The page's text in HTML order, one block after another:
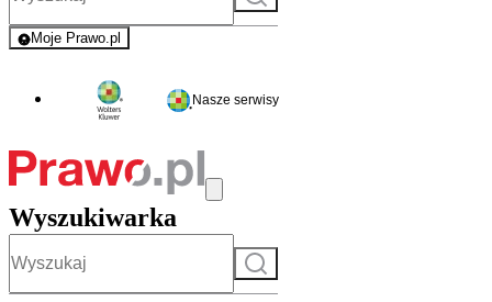
Moje Prawo.pl
- rejestracja i logowanie do serwisu
Nasze serwisy
Wyszukiwarka
Szukaj